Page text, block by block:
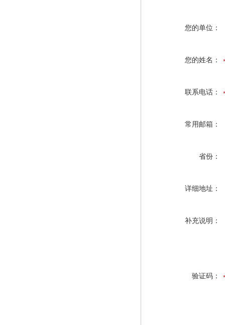
您的单位：
您的姓名：
联系电话：
常用邮箱：
省份：
详细地址：
补充说明：
验证码：